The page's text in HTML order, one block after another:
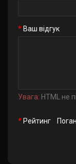
Ваш відгук
Увага: HTML не
Рейтинг